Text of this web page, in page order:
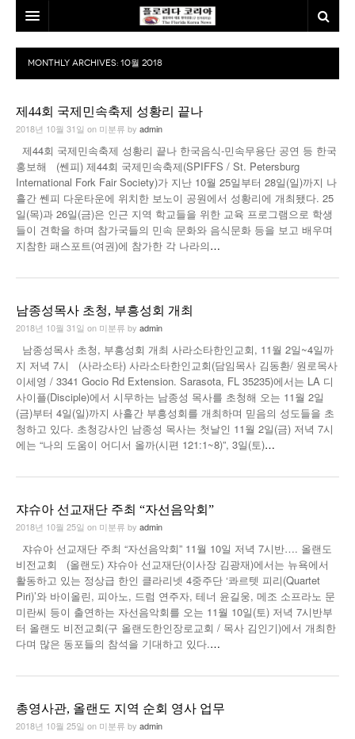
홈
본사소개
뉴스
동포
미국
칼럼
발행인칼럼
김명열칼럼
이명덕칼럼
김선옥칼럼
김원동칼럼
건강
본보특집
100인선/독자광장
100인선
독자광장
여행
인근여행지
낚시/비치
인터뷰/탐방
MONTHLY ARCHIVES: 10월 2018
제44회 국제민속축제 성황리 끝나
2018년 10월 31일 on 미분류 by admin
제44회 국제민속축제 성황리 끝나 한국음식-민속무용단 공연 등 한국
홍보해 (쎈피) 제44회 국제민속축제(SPIFFS / St. Petersburg
International Fork Fair Society)가 지난 10월 25일부터 28일(일)까지 나
흘간 쎈피 다운타운에 위치한 보노이 공원에서 성황리에 개최됐다. 25
일(목)과 26일(금)은 인근 지역 학교들을 위한 교육 프로그램으로 학생
들이 견학을 하며 참가국들의 민속 문화와 음식문화 등을 보고 배우며
지참한 패스포트(여권)에 참가한 각 나라의…
남종성목사 초청, 부흥성회 개최
2018년 10월 31일 on 미분류 by admin
남종성목사 초청, 부흥성회 개최 사라소타한인교회, 11월 2일~4일까
지 저녁 7시 (사라소타) 사라소타한인교회(담임목사 김동환/ 원로목사
이세영 / 3341 Gocio Rd Extension. Sarasota, FL 35235)에서는 LA 디
사이플(Disciple)에서 시무하는 남종성 목사를 초청해 오는 11월 2일
(금)부터 4일(일)까지 사흘간 부흥성회를 개최하며 믿음의 성도들을 초
청하고 있다. 초청강사인 남종성 목사는 첫날인 11월 2일(금) 저녁 7시
에는 “나의 도움이 어디서 올까(시편 121:1~8)”, 3일(토)…
쟈슈아 선교재단 주최 “자선음악회”
2018년 10월 25일 on 미분류 by admin
쟈슈아 선교재단 주최 “자선음악회” 11월 10일 저녁 7시반…. 올랜도
비전교회 (올랜도) 쟈슈아 선교재단(이사장 김광재)에서는 뉴욕에서
활동하고 있는 정상급 한인 클라리넷 4중주단 ‘콰르텟 피리(Quartet
Piri)’와 바이올린, 피아노, 드럼 연주자, 테너 윤길웅, 메조 소프라노 문
미란씨 등이 출연하는 자선음악회를 오는 11월 10일(토) 저녁 7시반부
터 올랜도 비전교회(구 올랜도한인장로교회 / 목사 김인기)에서 개최한
다며 많은 동포들의 참석을 기대하고 있다.…
총영사관, 올랜도 지역 순회 영사 업무
2018년 10월 25일 on 미분류 by admin